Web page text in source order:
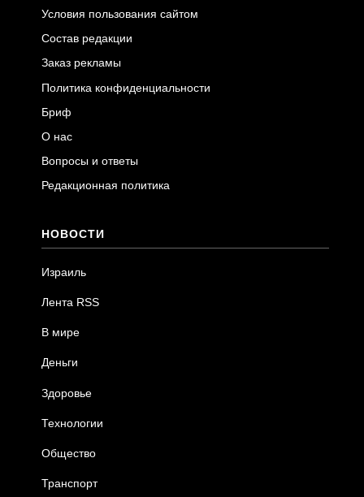
Условия пользования сайтом
Состав редакции
Заказ рекламы
Политика конфиденциальности
Бриф
О нас
Вопросы и ответы
Редакционная политика
НОВОСТИ
Израиль
Лента RSS
В мире
Деньги
Здоровье
Технологии
Общество
Транспорт